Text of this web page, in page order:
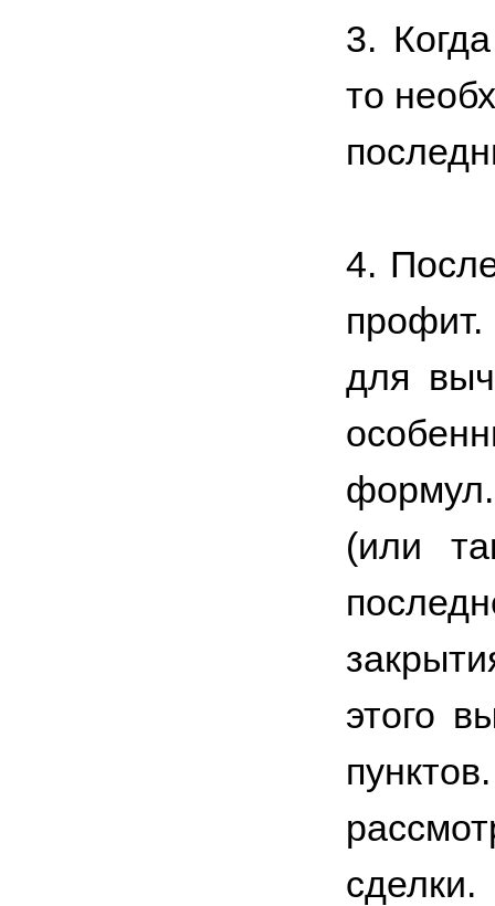
3.
то
4.
для
формул.
(или
этого
сделки.